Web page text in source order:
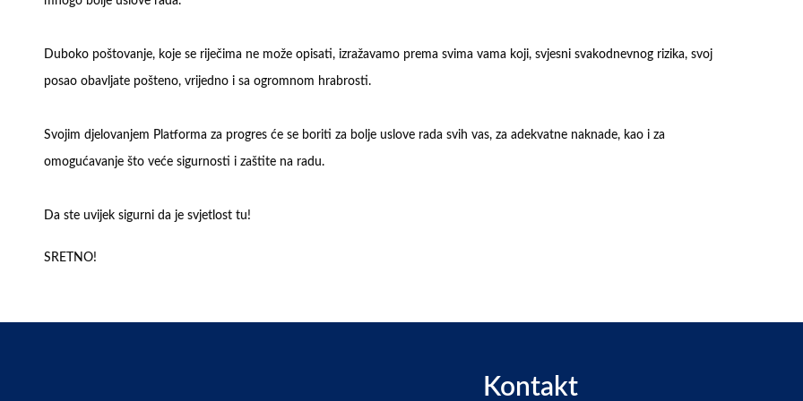
Duboko poštovanje, koje se riječima ne može opisati, izražavamo prema svima vama koji, svjesni svakodnevnog rizika, svoj
posao obavljate pošteno, vrijedno i sa ogromnom hrabrosti.
Svojim djelovanjem Platforma za progres će se boriti za bolje uslove rada svih vas, za adekvatne naknade, kao i za
omogućavanje što veće sigurnosti i zaštite na radu.
Da ste uvijek sigurni da je svjetlost tu!
SRETNO!
Kontakt